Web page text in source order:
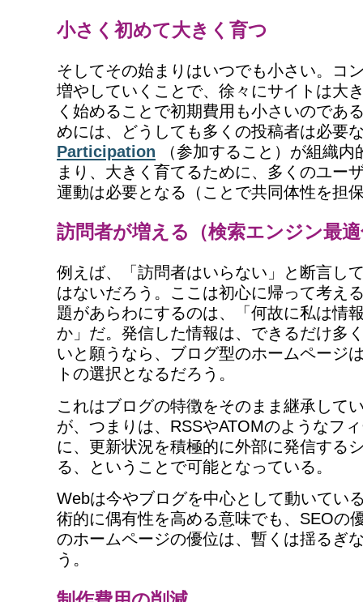
小さく初めて大きく育つ
そしてその始まりはいつでも小さい。コ
増やしていくことで、徐々にサイトは大
く始めることで初期費用も小さいのであ
めには、どうしても多くの投稿者は必要
Participation （参加すること）が組織
まり、大きく育てるために、多くのユー
運動は必要となる（ことで共同体性を担
訪問者が増える（検索エンジン最
例えば、「訪問者はいらない」と断言し
はないだろう。ここは初心に帰って考え
題があらわにするのは、「何故に私は情
か」だ。発信した情報は、できるだけ多
いと願うなら、ブログ型のホームページ
トの選択となるだろう。
これはブログの特徴をそのまま継承して
が、つまりは、RSSやATOMのようなフ
に、更新状況を積極的に外部に発信する
る、ということで可能となっている。
Webは今やブログを中心として動いてい
術的に偶有性を高める意味でも、SEOの
のホームページの優位は、暫くは揺るぎ
う。